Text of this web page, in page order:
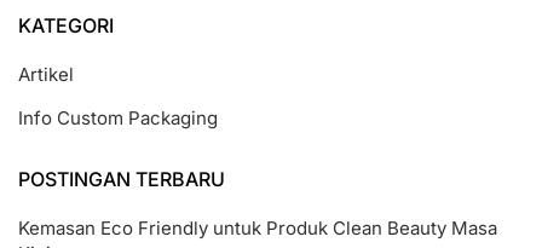
KATEGORI
Artikel
Info Custom Packaging
POSTINGAN TERBARU
Kemasan Eco Friendly untuk Produk Clean Beauty Masa